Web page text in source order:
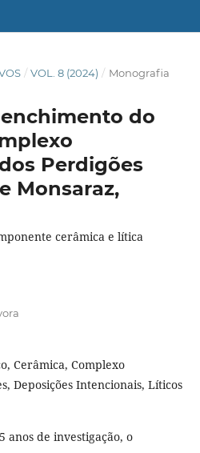
/ VOL. 8 (2024) / Monografia
do
Perdigões
Monsaraz,
cerâmica e lítica
Cerâmica, Complexo
Deposições Intencionais, Líticos
anos de investigação, o